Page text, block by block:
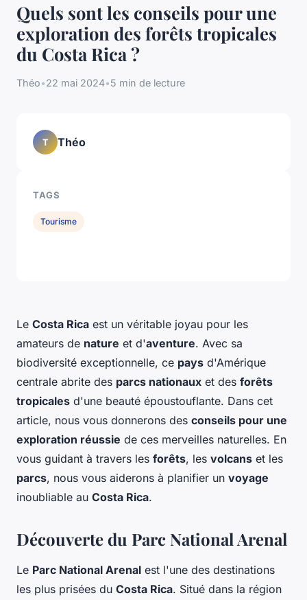
Quels sont les conseils pour une
exploration des forêts tropicales
du Costa Rica ?
Théo•22 mai 2024•5 min de lecture
Le Costa Rica est un véritable joyau pour les
amateurs de nature et d'aventure. Avec sa
biodiversité exceptionnelle, ce pays d'Amérique
centrale abrite des parcs nationaux et des forêts
tropicales d'une beauté époustouflante. Dans cet
article, nous vous donnerons des conseils pour une
exploration réussie de ces merveilles naturelles. En
vous guidant à travers les forêts, les volcans et les
parcs, nous vous aiderons à planifier un voyage
inoubliable au Costa Rica.
Découverte du Parc National Arenal
Le Parc National Arenal est l'une des destinations
les plus prisées du Costa Rica. Situé dans la région
T Théo
TAGS
Tourisme